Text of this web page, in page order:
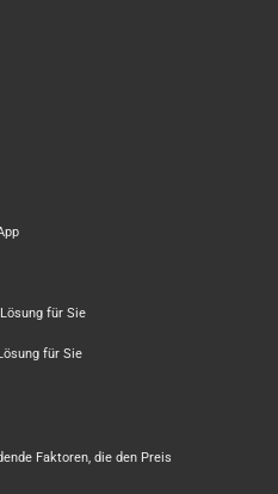
für Sie
für Sie
Faktoren, die den Preis